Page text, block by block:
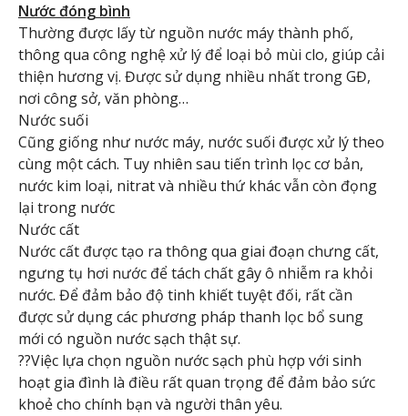
Nước đóng bình
Thường được lấy từ nguồn nước máy thành phố,
thông qua công nghệ xử lý để loại bỏ mùi clo, giúp cải
thiện hương vị. Được sử dụng nhiều nhất trong GĐ,
nơi công sở, văn phòng…
Nước suối
Cũng giống như nước máy, nước suối được xử lý theo
cùng một cách. Tuy nhiên sau tiến trình lọc cơ bản,
nước kim loại, nitrat và nhiều thứ khác vẫn còn đọng
lại trong nước
Nước cất
Nước cất được tạo ra thông qua giai đoạn chưng cất,
ngưng tụ hơi nước để tách chất gây ô nhiễm ra khỏi
nước. Để đảm bảo độ tinh khiết tuyệt đối, rất cần
được sử dụng các phương pháp thanh lọc bổ sung
mới có nguồn nước sạch thật sự.
??Việc lựa chọn nguồn nước sạch phù hợp với sinh
hoạt gia đình là điều rất quan trọng để đảm bảo sức
khoẻ cho chính bạn và người thân yêu.